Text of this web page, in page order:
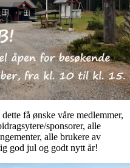
få ønske våre medlemmer,
sponsorer, alle
alle brukere av
god jul og godt nytt år!